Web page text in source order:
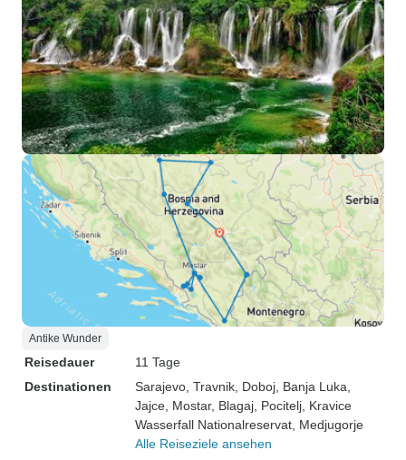
Antike Wunder
Reisedauer
11 Tage
Destinationen
Sarajevo , Travnik , Doboj , Banja Luka
Jajce , Mostar, Blagaj , Pocitelj , Kravice
Wasserfall Nationalreservat , Medjugorje
Alle Reiseziele ansehen